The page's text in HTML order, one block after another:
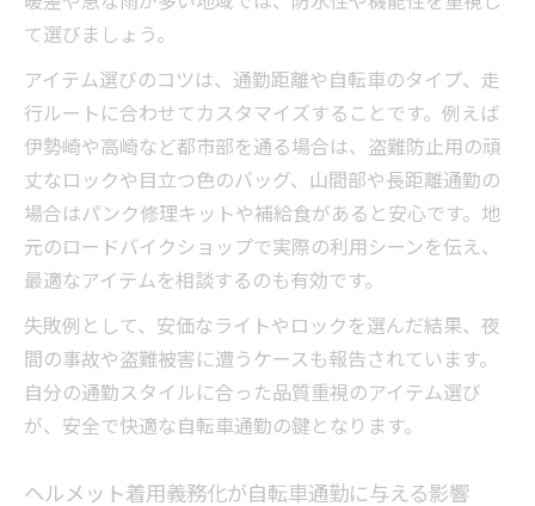
て選びましょう。
アイテム選びのコツは、通勤距離や自転車のタイプ、走
行ルートに合わせてカスタマイズすることです。例えば
伊勢崎や高崎など都市部を通る場合は、盗難防止用の頑
丈なロックや目立つ色のバッグ、山間部や長距離通勤の
場合はパンク修理キットや補給食があると安心です。地
元のロードバイクショップで実際の利用シーンを伝え、
最適なアイテムを相談するのも有効です。
失敗例として、安価なライトやロックを選んだ結果、夜
間の事故や盗難被害に遭うケースも報告されています。
自分の通勤スタイルに合った品質重視のアイテム選び
が、安全で快適な自転車通勤の鍵となります。
ヘルメット着用義務化が自転車通勤に与える影響